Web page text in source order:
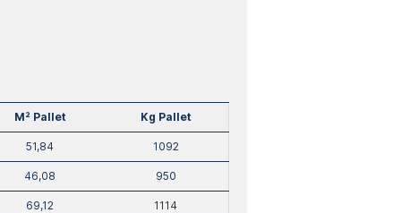
M² Pallet Kg Pallet
51,84 1092
46,08 950
69,12 1114